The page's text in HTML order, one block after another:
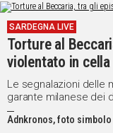
ORISTANO
SULCIS
GALLURA
OGLIASTRA
MEDIO
CAMPIDANO
SARDEGNA LIVE
Torture al
violentato in cella
Le segnalazioni delle
garante milanese dei
Adnkronos, foto simbolo